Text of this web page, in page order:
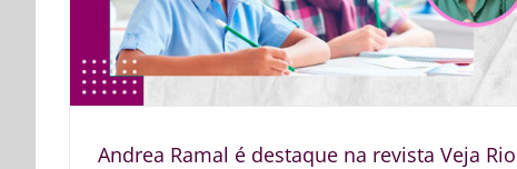
Andrea Ramal é destaque na revista Veja Rio